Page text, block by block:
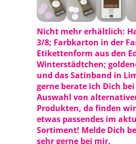
Nicht mehr erhältlich:
3/8; Farbkarton in der
Etikettenform aus den
Winterstädtchen;
und das Satinband in
gerne berate ich Dich
Auswahl von
Produkten, da finden
etwas passendes im
Sortiment! Melde Dich
sehr gerne bei mir.